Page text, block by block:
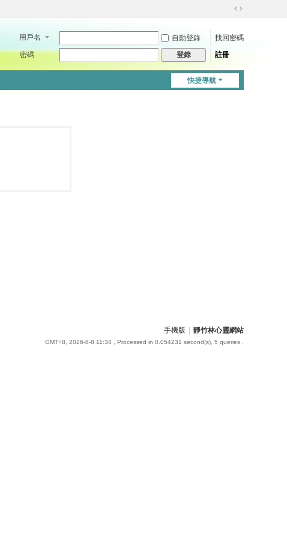
切
到
用戶名 自動登錄
找回密碼
密碼
登錄 註冊
快捷導航
手機版 靜竹林心靈網站
GMT+8, 2026-8-8 11:34 , Processed in 0.054231 second(s), 5 queries .